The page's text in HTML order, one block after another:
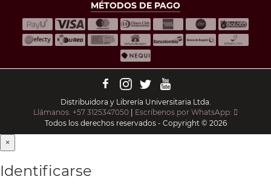
MÉTODOS DE PAGO
Distribuidora y Librería Universitaria Ltda.
Llámanos: +57 3125347050 | Escríbenos por WhatsApp:
Todos los derechos reservados - Copyright © 2026
×
Identificarse